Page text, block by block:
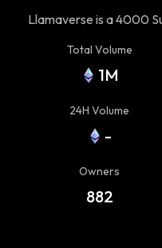
Llamaverse is a 4000
to Staking) 93%
[Whitepaper & Docs
(https://llamaverse.io)
and 500 Animated 1:1
Breeding +
(https://
Total Volume
1M
24H Volume
-
Owners
882